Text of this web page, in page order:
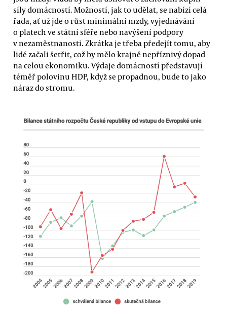
síly domácností. Možností, jak to udělat, se nabízí celá
řada, ať už jde o růst minimální mzdy, vyjednávání
o platech ve státní sféře nebo navýšení podpory
v nezaměstnanosti. Zkrátka je třeba předejít tomu, aby
lidé začali šetřit, což by mělo krajně nepříznivý dopad
na celou ekonomiku. Výdaje domácností představují
téměř polovinu HDP, když se propadnou, bude to jako
náraz do stromu.